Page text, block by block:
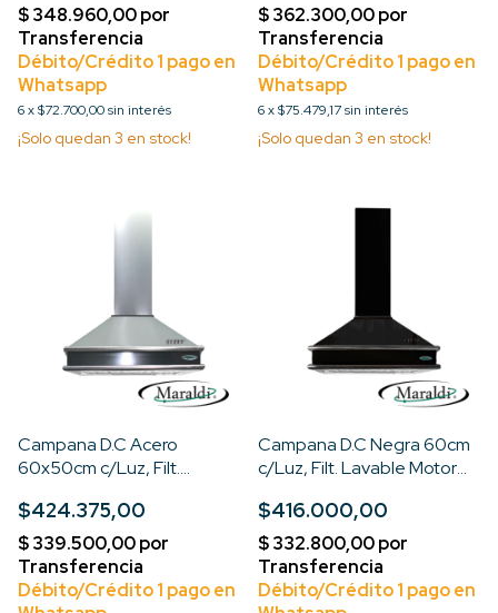
6x$72.700,00sin interés
¡Solo quedan 3 en stock!
6x$75.479,17sin interés
¡Solo quedan 3 en stock!
Campana D.C Acero
60x50cm c/Luz, Filt.
$424.375,00
Campana D.C Negra 60cm
c/Luz, Filt. Lavable Motor
$416.000,00